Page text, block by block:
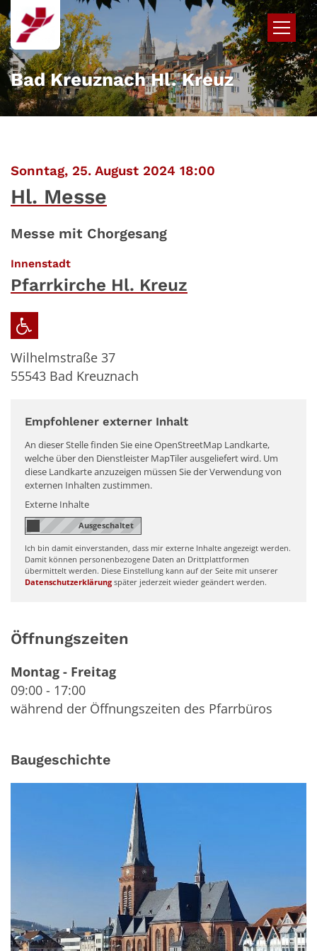
Zum Inhalt springen
Bad Kreuznach Hl. Kreuz
Sonntag, 25. August 2024 18:00
Hl. Messe
Messe mit Chorgesang
Innenstadt:
Pfarrkirche Hl. Kreuz
Wilhelmstraße 37
55543 Bad Kreuznach
Empfohlener externer Inhalt
An dieser Stelle finden Sie eine OpenStreetMap Landkarte,
welche über den Dienstleister MapTiler ausgeliefert wird. Um
diese Landkarte anzuzeigen müssen Sie der Verwendung von
externen Inhalten zustimmen.
Externe Inhalte
Ich bin damit einverstanden, dass mir externe Inhalte angezeigt werden.
Damit können personenbezogene Daten an Drittplattformen
übermittelt werden. Diese Einstellung kann auf der Seite mit unserer
Datenschutzerklärung später jederzeit wieder geändert werden.
Öffnungszeiten
Montag - Freitag
09:00 - 17:00
während der Öffnungszeiten des Pfarrbüros
Baugeschichte